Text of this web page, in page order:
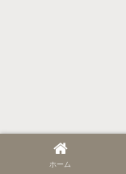
ホーム